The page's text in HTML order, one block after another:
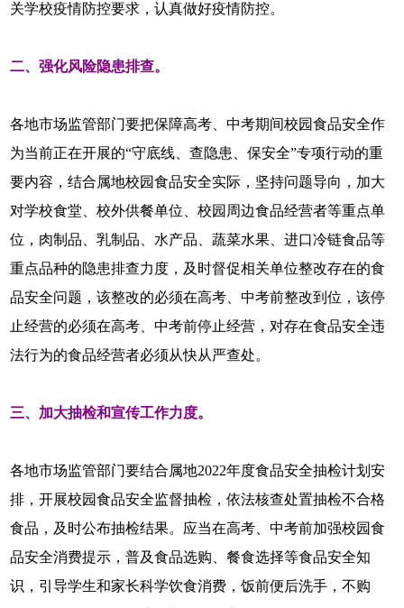
关学校疫情防控要求，认真做好疫情防控。
二、强化风险隐患排查。
各地市场监管部门要把保障高考、中考期间校园食品安全作
为当前正在开展的“守底线、查隐患、保安全”专项行动的重
要内容，结合属地校园食品安全实际，坚持问题导向，加大
对学校食堂、校外供餐单位、校园周边食品经营者等重点单
位，肉制品、乳制品、水产品、蔬菜水果、进口冷链食品等
重点品种的隐患排查力度，及时督促相关单位整改存在的食
品安全问题，该整改的必须在高考、中考前整改到位，该停
止经营的必须在高考、中考前停止经营，对存在食品安全违
法行为的食品经营者必须从快从严查处。
三、加大抽检和宣传工作力度。
各地市场监管部门要结合属地2022年度食品安全抽检计划安
排，开展校园食品安全监督抽检，依法核查处置抽检不合格
食品，及时公布抽检结果。应当在高考、中考前加强校园食
品安全消费提示，普及食品选购、餐食选择等食品安全知
识，引导学生和家长科学饮食消费，饭前便后洗手，不购